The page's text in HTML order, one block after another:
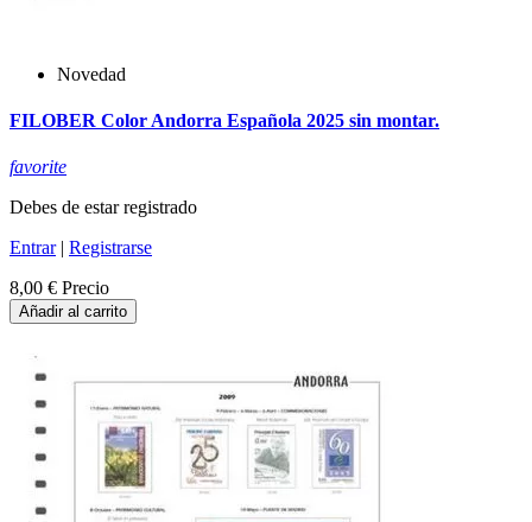
Novedad
FILOBER Color Andorra Española 2025 sin montar.
favorite
Debes de estar registrado
Entrar| Registrarse
8,00 € Precio
Añadir al carrito